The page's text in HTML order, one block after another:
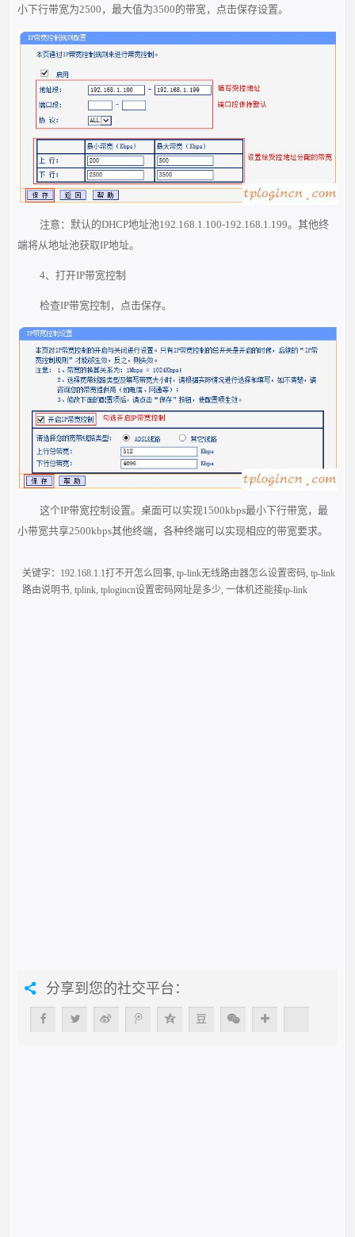
小下行带宽为2500，最大值为3500的带宽，点击保存设置。
注意：默认的DHCP地址池192.168.1.100-192.168.1.199。其他终
端将从地址池获取IP地址。
4、打开IP带宽控制
检查IP带宽控制，点击保存。
这个IP带宽控制设置。桌面可以实现1500kbps最小下行带宽，最
小带宽共享2500kbps其他终端，各种终端可以实现相应的带宽要求。
关键字： 192.168.1.1打不开怎么回事 ,tp-link无线路由器怎么设置密码 ,tp-link
路由说明书 ,tplink ,tplogincn设置密码网址是多少 ,一体机还能接tp-link
分享到您的社交平台：